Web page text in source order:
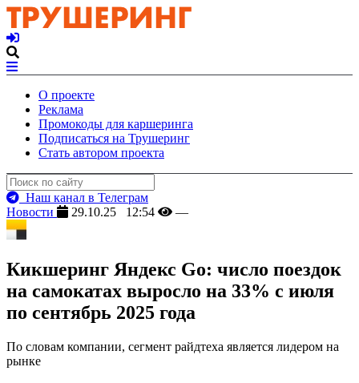
О проекте
Реклама
Промокоды для каршеринга
Подписаться на Трушеринг
Стать автором проекта
Наш канал в Телеграм
Новости
29.10.25 12:54 —
Кикшеринг Яндекс Go: число поездок
на самокатах выросло на 33% с июля
по сентябрь 2025 года
По словам компании, сегмент райдтеха является лидером на
рынке